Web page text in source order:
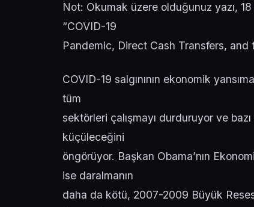
Not: Okumak üzere olduğunuz yazı,
“COVID-19
Pandemic, Direct Cash Transfers, and
COVID-19 salgınının ekonomik
tüm
sektörleri çalışmayı durduruyor ve
küçüleceğini
öngörüyor. Başkan Obama’nın
ise daralmanın
daha da kötü, 2007-2009 Büyük